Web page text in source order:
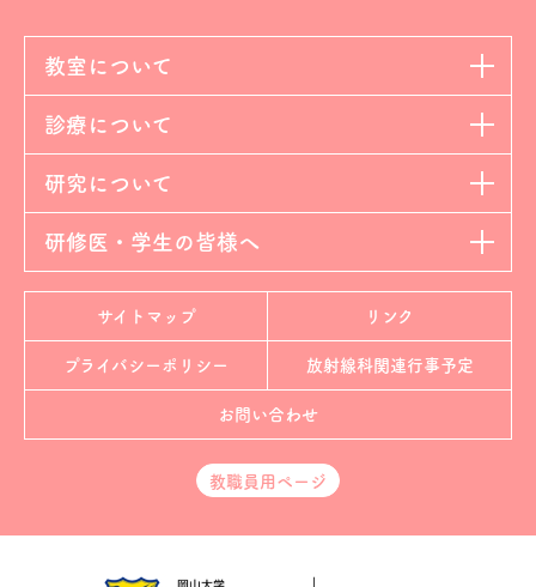
教室について
診療について
研究について
研修医・学生の皆様へ
サイトマップ リンク
プライバシーポリシー 放射線科関連行事予定
お問い合わせ
教職員用ページ